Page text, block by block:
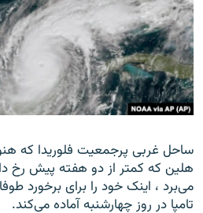
ساحل غربی پرجمعیت فلوریدا که
هلین که کمتر از دو هفته پیش رخ
می‌برد ، اینک خود را برای برخورد
تامپا در روز چهارشنبه آماده می‌کند.